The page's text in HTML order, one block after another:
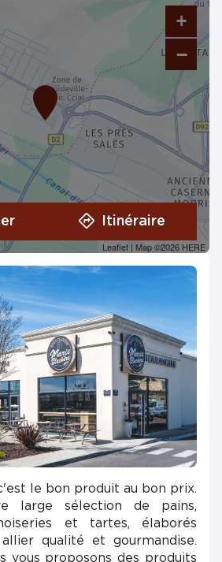
+
−
Leaflet | Map ©2026 HERE
Itinéraire
le bon produit au bon prix.
large sélection de pains,
et tartes, élaborés
qualité et gourmandise.
vous proposons des produits